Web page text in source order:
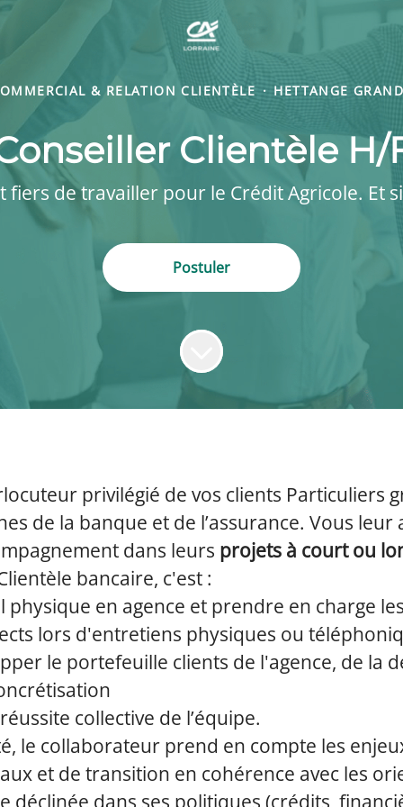
& RELATION CLIENTÈLE · HETTANGE
Clientèle H/
de travailler pour le Crédit Agricole. Et
Postuler
privilégié de vos clients Particuliers
de la banque et de l’assurance. Vous leur
dans leurs projets à court ou
bancaire, c'est :
physique en agence et prendre en charge
lors d'entretiens physiques ou
le portefeuille clients de l'agence, de la
collective de l’équipe.
le collaborateur prend en compte les
et de transition en cohérence avec les
déclinée dans ses politiques (crédits,